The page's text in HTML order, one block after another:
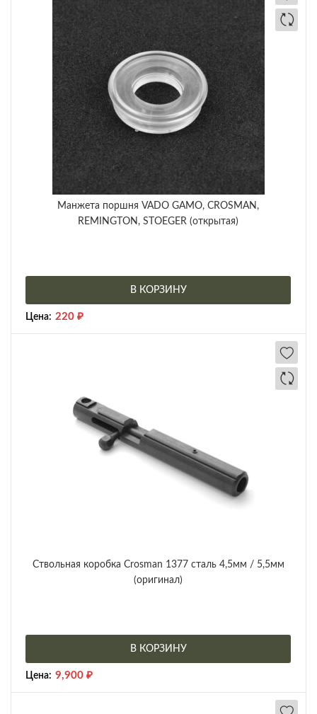
Манжета поршня VADO GAMO, CROSMAN,
REMINGTON, STOEGER (открытая)
В КОРЗИНУ
Цена: 220 ₽
Ствольная коробка Crosman 1377 сталь 4,5мм / 5,5мм
(оригинал)
В КОРЗИНУ
Цена: 9,900 ₽